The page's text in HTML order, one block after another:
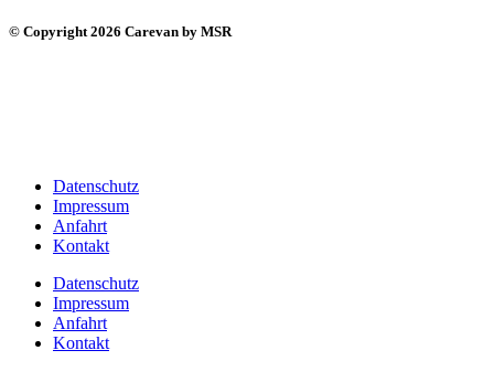
© Copyright 2026 Carevan by MSR
Datenschutz
Impressum
Anfahrt
Kontakt
Datenschutz
Impressum
Anfahrt
Kontakt